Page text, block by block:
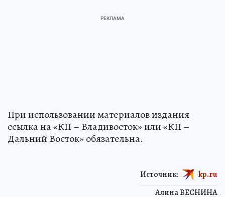
При использовании материалов издания
ссылка на «КП – Владивосток» или «КП –
Дальний Восток» обязательна.
Алина ВЕСНИНА
Источник: kp.ru